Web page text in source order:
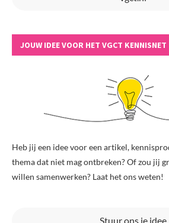
JOUW IDEE VOOR HET VGCT KENNISNET
Heb jij een idee voor een artikel,
thema dat niet mag ontbreken? Of zou jij
willen samenwerken? Laat het ons weten!
Stuur ons je idee